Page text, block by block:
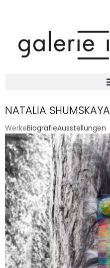
NATALIA SHUMSKAYA
WerkeBiografieAusstellungen